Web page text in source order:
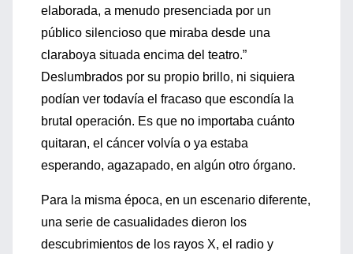
elaborada, a menudo presenciada por un
público silencioso que miraba desde una
claraboya situada encima del teatro.”
Deslumbrados por su propio brillo, ni siquiera
podían ver todavía el fracaso que escondía la
brutal operación. Es que no importaba cuánto
quitaran, el cáncer volvía o ya estaba
esperando, agazapado, en algún otro órgano.
Para la misma época, en un escenario diferente,
una serie de casualidades dieron los
descubrimientos de los rayos X, el radio y